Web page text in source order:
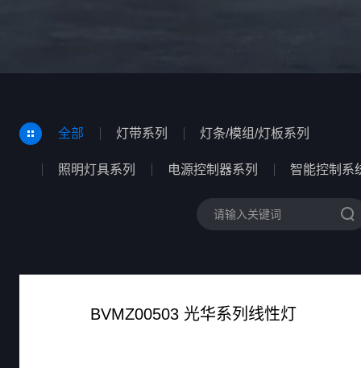
全部 灯带系列 灯条/模组/灯板系列
照明灯具系列 电源控制器系列 智能控制系
BVMZ00503 光华系列线性灯